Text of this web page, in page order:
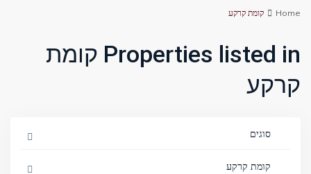
Home קומת קרקע
Properties listed in קומת
קרקע
סוגים
קומת קרקע